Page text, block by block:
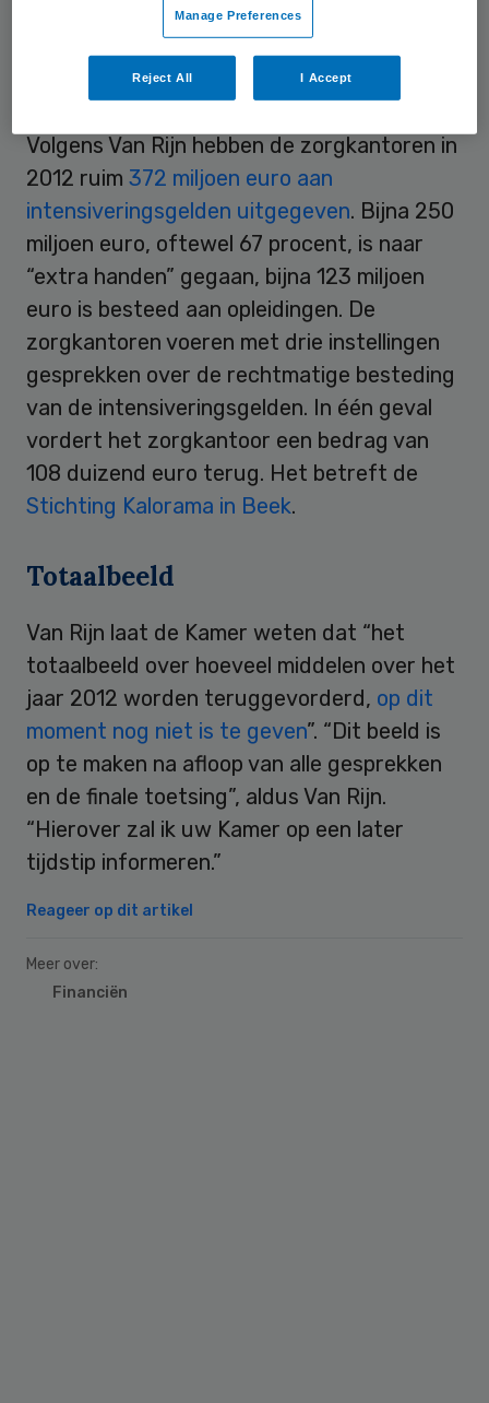
Verdeling
Volgens Van Rijn hebben de zorgkantoren in
2012 ruim 372 miljoen euro aan
intensiveringsgelden uitgegeven. Bijna 250
miljoen euro, oftewel 67 procent, is naar
“extra handen” gegaan, bijna 123 miljoen
euro is besteed aan opleidingen. De
zorgkantoren voeren met drie instellingen
gesprekken over de rechtmatige besteding
van de intensiveringsgelden. In één geval
vordert het zorgkantoor een bedrag van
108 duizend euro terug. Het betreft de
Stichting Kalorama in Beek.
Totaalbeeld
Van Rijn laat de Kamer weten dat “het
totaalbeeld over hoeveel middelen over het
jaar 2012 worden teruggevorderd, op dit
moment nog niet is te geven”. “Dit beeld is
op te maken na afloop van alle gesprekken
en de finale toetsing”, aldus Van Rijn.
“Hierover zal ik uw Kamer op een later
tijdstip informeren.”
Reageer op dit artikel
Meer over:
Financiën
Manage Preferences
Reject All I Accept